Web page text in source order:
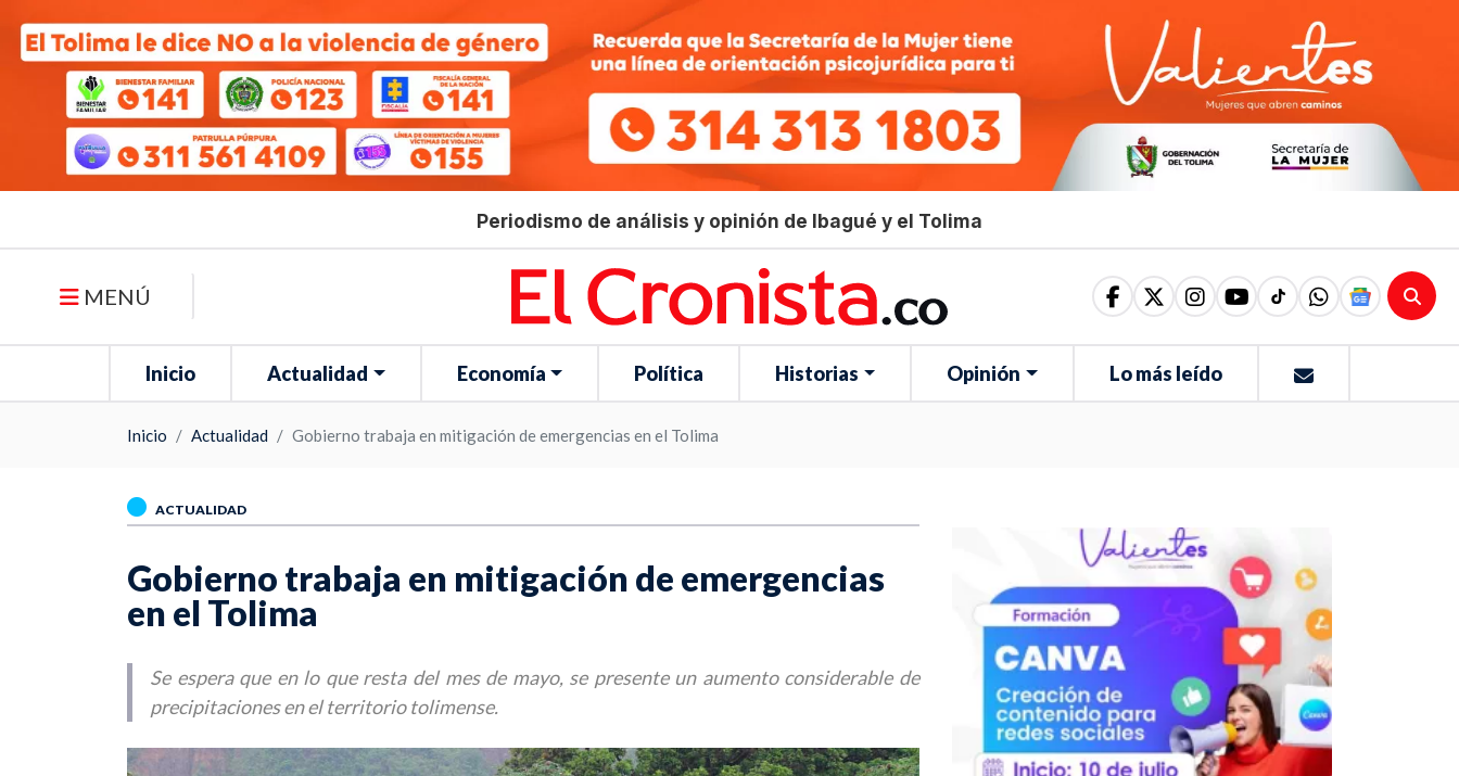
Periodismo de análisis y opinión de Ibagué y el Tolima
MENÚ
Inicio Actualidad Economía Política Historias Opinión Lo más leído
Inicio Actualidad Gobierno trabaja en mitigación de emergencias en el Tolima
ACTUALIDAD
Gobierno trabaja en mitigación de emergencias
en el Tolima
Se espera que en lo que resta del mes de mayo, se presente un aumento considerable de
precipitaciones en el territorio tolimense.